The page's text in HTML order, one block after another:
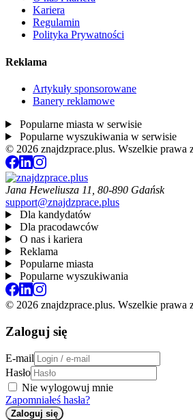
Kariera
Regulamin
Polityka Prywatności
Reklama
Artykuły sponsorowane
Banery reklamowe
Popularne miasta w serwisie
Popularne wyszukiwania w serwisie
© 2026 znajdzprace.plus. Wszelkie prawa
Jana Heweliusza 11, 80-890 Gdańsk
support@znajdzprace.plus
Dla kandydatów
Dla pracodawców
O nas i kariera
Reklama
Popularne miasta
Popularne wyszukiwania
© 2026 znajdzprace.plus. Wszelkie prawa
Zaloguj się
E-mail
Hasło
Nie wylogowuj mnie
Zapomniałeś hasła?